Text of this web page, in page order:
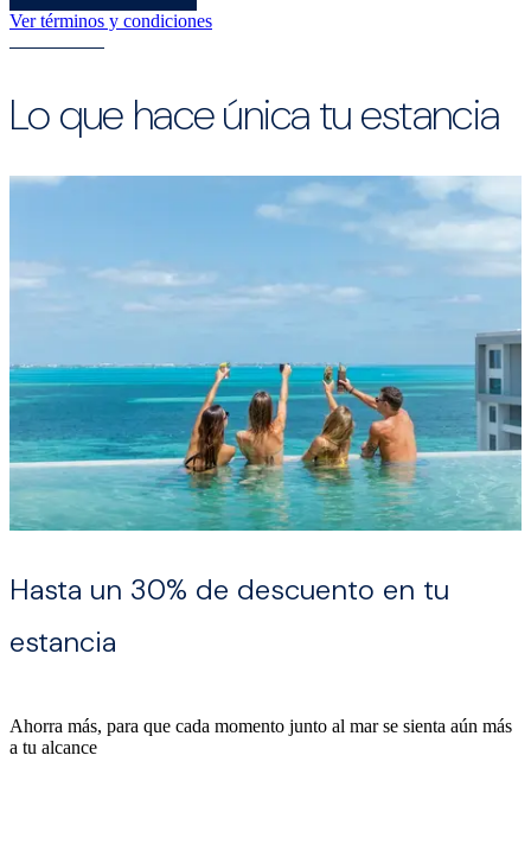
Ver términos y condiciones
Lo que hace única tu estancia
Hasta un 30% de descuento en tu
estancia
Ahorra más, para que cada momento junto al mar se sienta aún más
a tu alcance